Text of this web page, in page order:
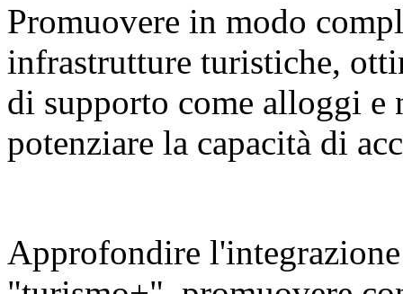
Promuovere in modo
infrastrutture turistiche,
di supporto come alloggi e
potenziare la capacità di
Approfondire